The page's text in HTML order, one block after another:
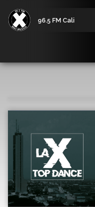
96.5 FM Cali